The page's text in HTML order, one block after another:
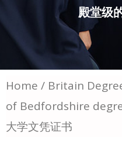
殿堂级
Home / Britain
of Bedfordshire
大学文凭证书